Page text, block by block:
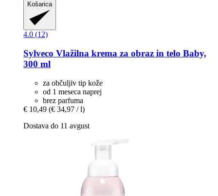
Košarica
4.0 (12)
Sylveco Vlažilna krema za obraz in telo Baby,
300 ml
za občuljiv tip kože
od 1 meseca naprej
brez parfuma
€ 10,49 (€ 34,97 / l)
Dostava do 11 avgust